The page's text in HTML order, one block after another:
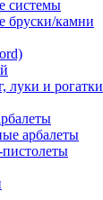
системы
бруски/камни
луки и рогатки
арбалеты